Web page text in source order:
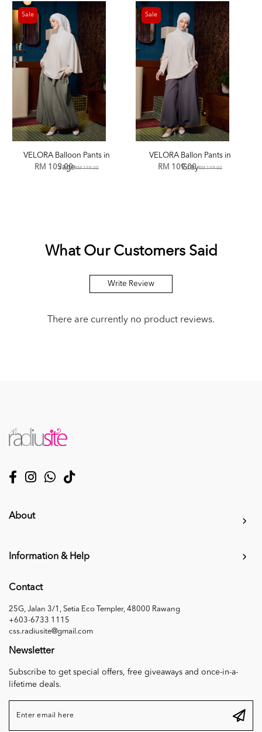
Sale
VELORA Balloon Pants in
Sage
RM 109.00RM 149.00
Sale
VELORA Ballon Pants in
Grey
RM 109.00RM 149.00
What Our Customers Said
Write Review
There are currently no product reviews.
About
Information & Help
Contact
25G, Jalan 3/1, Setia Eco Templer, 48000 Rawang
+603-6733 1115
css.radiusite@gmail.com
Newsletter
Subscribe to get special offers, free giveaways and once-in-a-
lifetime deals.